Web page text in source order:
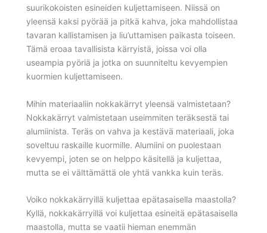
suurikokoisten esineiden kuljettamiseen. Niissä on
yleensä kaksi pyörää ja pitkä kahva, joka mahdollistaa
tavaran kallistamisen ja liu’uttamisen paikasta toiseen.
Tämä eroaa tavallisista kärryistä, joissa voi olla
useampia pyöriä ja jotka on suunniteltu kevyempien
kuormien kuljettamiseen.
Mihin materiaaliin nokkakärryt yleensä valmistetaan?
Nokkakärryt valmistetaan useimmiten teräksestä tai
alumiinista. Teräs on vahva ja kestävä materiaali, joka
soveltuu raskaille kuormille. Alumiini on puolestaan
kevyempi, joten se on helppo käsitellä ja kuljettaa,
mutta se ei välttämättä ole yhtä vankka kuin teräs.
Voiko nokkakärryillä kuljettaa epätasaisella maastolla?
Kyllä, nokkakärryillä voi kuljettaa esineitä epätasaisella
maastolla, mutta se vaatii hieman enemmän